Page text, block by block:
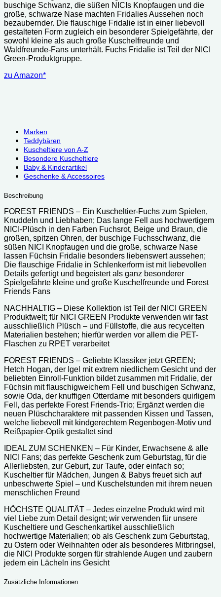
buschige Schwanz, die süßen NICIs Knopfaugen und die
große, schwarze Nase machten Fridalies Aussehen noch
bezaubernder. Die flauschige Fridalie ist in einer liebevoll
gestalteten Form zugleich ein besonderer Spielgefährte, der
sowohl kleine als auch große Kuschelfreunde und
Waldfreunde-Fans unterhält. Fuchs Fridalie ist Teil der NICI
Green-Produktgruppe.
zu Amazon*
Marken
Teddybären
Kuscheltiere von A-Z
Besondere Kuscheltiere
Baby & Kinderartikel
Geschenke & Accessoires
Beschreibung
FOREST FRIENDS – Ein Kuscheltier-Fuchs zum Spielen,
Knuddeln und Liebhaben; Das lange Fell aus hochwertigem
NICI-Plüsch in den Farben Fuchsrot, Beige und Braun, die
großen, spitzen Ohren, der buschige Fuchsschwanz, die
süßen NICI Knopfaugen und die große, schwarze Nase
lassen Füchsin Fridalie besonders liebenswert aussehen;
Die flauschige Fridalie in Schlenkerform ist mit liebevollen
Details gefertigt und begeistert als ganz besonderer
Spielgefährte kleine und große Kuschelfreunde und Forest
Friends Fans
NACHHALTIG – Diese Kollektion ist Teil der NICI GREEN
Produktwelt; für NICI GREEN Produkte verwenden wir fast
ausschließlich Plüsch – und Füllstoffe, die aus recycelten
Materialien bestehen; hierfür werden vor allem die PET-
Flaschen zu RPET verarbeitet
FOREST FRIENDS – Geliebte Klassiker jetzt GREEN;
Hetch Hogan, der Igel mit extrem niedlichem Gesicht und der
beliebten Einroll-Funktion bildet zusammen mit Fridalie, der
Füchsin mit flauschigweichem Fell und buschigen Schwanz,
sowie Oda, der knuffigen Otterdame mit besonders quirligem
Fell, das perfekte Forest Friends-Trio; Ergänzt werden die
neuen Plüschcharaktere mit passenden Kissen und Tassen,
welche liebevoll mit kindgerechtem Regenbogen-Motiv und
Reißpapier-Optik gestaltet sind
IDEAL ZUM SCHENKEN – Für Kinder, Erwachsene & alle
NICI Fans; das perfekte Geschenk zum Geburtstag, für die
Allerliebsten, zur Geburt, zur Taufe, oder einfach so;
Kuscheltier für Mädchen, Jungen & Babys freuet sich auf
unbeschwerte Spiel – und Kuschelstunden mit ihrem neuen
menschlichen Freund
HÖCHSTE QUALITÄT – Jedes einzelne Produkt wird mit
viel Liebe zum Detail designt; wir verwenden für unsere
Kuscheltiere und Geschenkartikel ausschließlich
hochwertige Materialien; ob als Geschenk zum Geburtstag,
zu Ostern oder Weihnahten oder als besonderes Mitbringsel,
die NICI Produkte sorgen für strahlende Augen und zaubern
jedem ein Lächeln ins Gesicht
Zusätzliche Informationen